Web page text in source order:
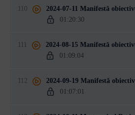
110
2024-07-11 Manifestă
01:20:30
2024-08-15 Manifestă
01:09:04
112
2024-09-19 Manifestă
01:07:01